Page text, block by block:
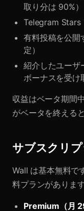
取り分は 90%）
Telegram Stars
有料投稿を公開
定）
紹介したユーザ
ボーナスを受け
収益はベータ期間
がベータを終える
サブスクリ
Wall は基本無料で
料プランがありま
Premium（月